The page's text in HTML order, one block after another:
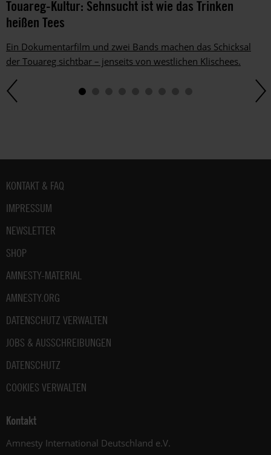
Touareg-Kultur: Sehnsucht ist wie das Trinken
heißen Tees
Ein Dokumentarfilm und zwei Bands machen das Schicksal
der Touareg sichtbar – jenseits von westlichen Klischees.
Fußbereich
KONTAKT & FAQ
IMPRESSUM
NEWSLETTER
SHOP
AMNESTY-MATERIAL
AMNESTY.ORG
DATENSCHUTZ VERWALTEN
JOBS & AUSSCHREIBUNGEN
DATENSCHUTZ
COOKIES VERWALTEN
Kontakt
Amnesty International Deutschland e.V.